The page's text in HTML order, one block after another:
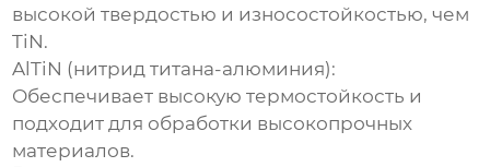
высокой твердостью и износостойкостью, чем
TiN.
AlTiN (нитрид титана-алюминия):
Обеспечивает высокую термостойкость и
подходит для обработки высокопрочных
материалов.